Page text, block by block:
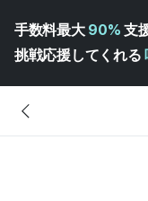
手数料最大 90% 支
挑戦応援してくれる